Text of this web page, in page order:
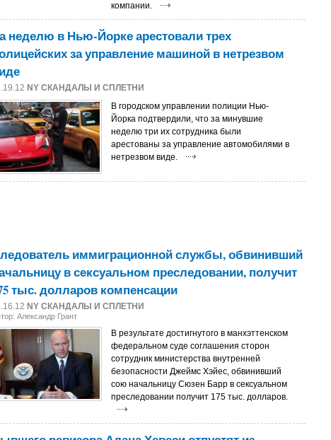
компании.
неделю в Нью-Йорке арестовали трех
за управление машиной в нетрезвом
NY СКАНДАЛЫ И СПЛЕТНИ
В городском управлении полиции Нью-
Йорка подтвердили, что за минувшие
неделю три их сотрудника были
арестованы за управление автомобилями в
нетрезвом виде.
иммиграционной службы, обвинивший
в сексуальном преследовании, получит
тыс. долларов компенсации
NY СКАНДАЛЫ И СПЛЕТНИ
Александр Грант
В результате достигнутого в манхэттенском
федеральном суде соглашения сторон
сотрудник министерства внутренней
безопасности Джеймс Хэйес, обвинивший
сою начальницу Сюзен Барр в сексуальном
преследовании получит 175 тыс. долларов.